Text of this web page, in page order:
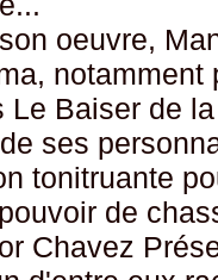
oeuvre,
Le Baiser de
ses
tonitruante
de
Chavez